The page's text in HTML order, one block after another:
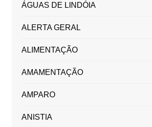
ÁGUAS DE LINDÓIA
ALERTA GERAL
ALIMENTAÇÃO
AMAMENTAÇÃO
AMPARO
ANISTIA